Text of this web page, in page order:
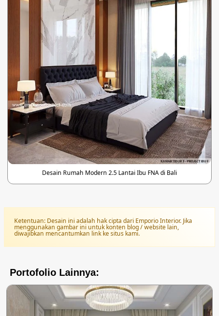
Desain Rumah Modern 2.5 Lantai Ibu FNA di Bali
Ketentuan: Desain ini adalah hak cipta dari Emporio Interior. Jika
menggunakan gambar ini untuk konten blog / website lain,
diwajibkan mencantumkan link ke situs kami.
Portofolio Lainnya: